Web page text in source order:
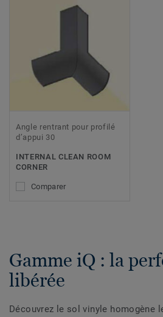
Angle rentrant pour profilé
d’appui 30
INTERNAL CLEAN ROOM
CORNER
Comparer
Gamme iQ : la
libérée
Découvrez le sol vinyle homogène